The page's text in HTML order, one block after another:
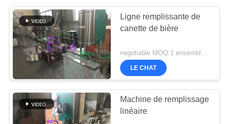
Ligne remplissante de
canette de bière
negotiable MOQ:1 ensemble/PCs
LE CHAT
Machine de remplissage
linéaire